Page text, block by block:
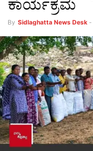
ಕಾರ್ಯಕ್ರಮ
By Sidlaghatta News Desk -